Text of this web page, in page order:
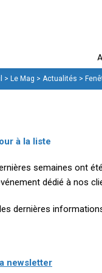
> Le Mag > Actualités >
à la liste
semaines ont
dédié à nos
dernières
newsletter